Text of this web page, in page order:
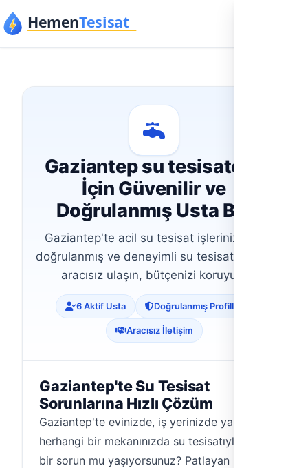
İçeriğe geç
Gaziantep su tesisatçısı
İçin Güvenilir ve
Doğrulanmış Usta Bul
Gaziantep'te acil su tesisat işleriniz için,
doğrulanmış ve deneyimli su tesisatçılarına
aracısız ulaşın, bütçenizi koruyun.
6 Aktif Usta Doğrulanmış Profiller
Aracısız İletişim
Gaziantep'te Su Tesisat
Sorunlarına Hızlı Çözüm
Gaziantep'te evinizde, iş yerinizde ya da
herhangi bir mekanınızda su tesisatıyla ilgili
bir sorun mu yaşıyorsunuz? Patlayan bir